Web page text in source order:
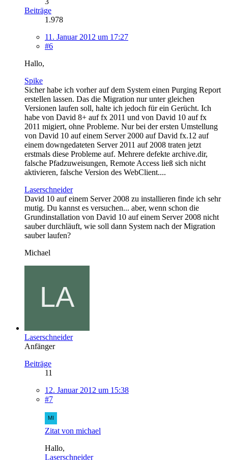
Beiträge
1.978
11. Januar 2012 um 17:27
#6
Hallo,
Spike
Sicher habe ich vorher auf dem System einen Purging Report
erstellen lassen. Das die Migration nur unter gleichen
Versionen laufen soll, halte ich jedoch für ein Gerücht. Ich
habe von David 8+ auf fx 2011 und von David 10 auf fx
2011 migiert, ohne Probleme. Nur bei der ersten Umstellung
von David 10 auf einem Server 2000 auf David fx.12 auf
einem downgedateten Server 2011 auf 2008 traten jetzt
erstmals diese Probleme auf. Mehrere defekte archive.dir,
falsche Pfadzuweisungen, Remote Access ließ sich nicht
aktivieren, falsche Version des WebClient....
Laserschneider
David 10 auf einem Server 2008 zu installieren finde ich sehr
mutig. Du kannst es versuchen... aber, wenn schon die
Grundinstallation von David 10 auf einem Server 2008 nicht
sauber durchläuft, wie soll dann System nach der Migration
sauber laufen?
Michael
Laserschneider
Anfänger
Beiträge
11
12. Januar 2012 um 15:38
#7
Zitat von michael
Hallo,
Laserschneider